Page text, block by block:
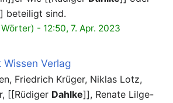
beteiligt sind.
- 12:50, 7. Apr. 2023
Verlag
Friedrich Krüger, Niklas Lotz,
[[Rüdiger Dahlke]], Renate Lilge-